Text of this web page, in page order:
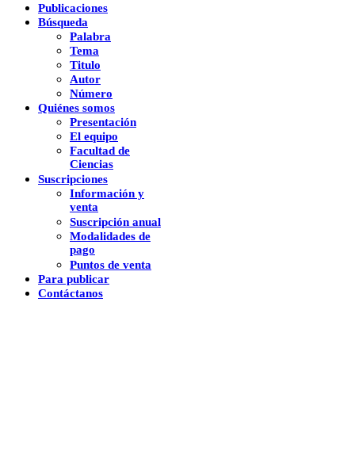
Publicaciones
Búsqueda
Palabra
Tema
Titulo
Autor
Número
Quiénes somos
Presentación
El equipo
Facultad de
Ciencias
Suscripciones
Información y
venta
Suscripción anual
Modalidades de
pago
Puntos de venta
Para publicar
Contáctanos